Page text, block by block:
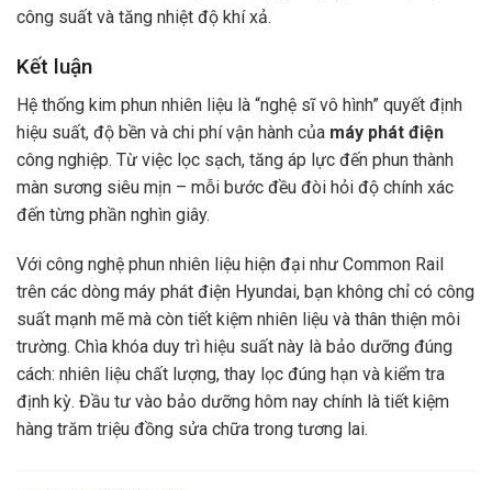
công suất và tăng nhiệt độ khí xả.
Kết luận
Hệ thống kim phun nhiên liệu là “nghệ sĩ vô hình” quyết định
hiệu suất, độ bền và chi phí vận hành của máy phát điện
công nghiệp. Từ việc lọc sạch, tăng áp lực đến phun thành
màn sương siêu mịn – mỗi bước đều đòi hỏi độ chính xác
đến từng phần nghìn giây.
Với công nghệ phun nhiên liệu hiện đại như Common Rail
trên các dòng máy phát điện Hyundai, bạn không chỉ có công
suất mạnh mẽ mà còn tiết kiệm nhiên liệu và thân thiện môi
trường. Chìa khóa duy trì hiệu suất này là bảo dưỡng đúng
cách: nhiên liệu chất lượng, thay lọc đúng hạn và kiểm tra
định kỳ. Đầu tư vào bảo dưỡng hôm nay chính là tiết kiệm
hàng trăm triệu đồng sửa chữa trong tương lai.